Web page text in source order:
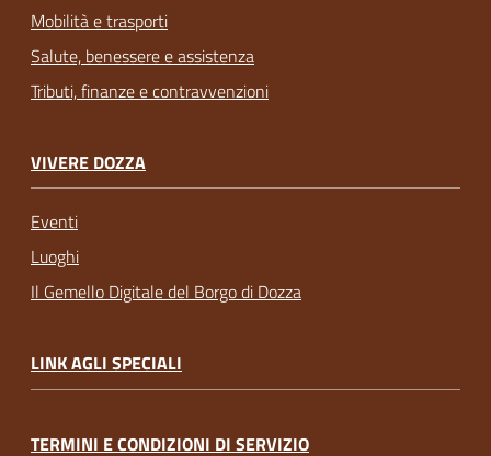
Mobilità e trasporti
Salute, benessere e assistenza
Tributi, finanze e contravvenzioni
VIVERE DOZZA
Eventi
Luoghi
Il Gemello Digitale del Borgo di Dozza
LINK AGLI SPECIALI
TERMINI E CONDIZIONI DI SERVIZIO